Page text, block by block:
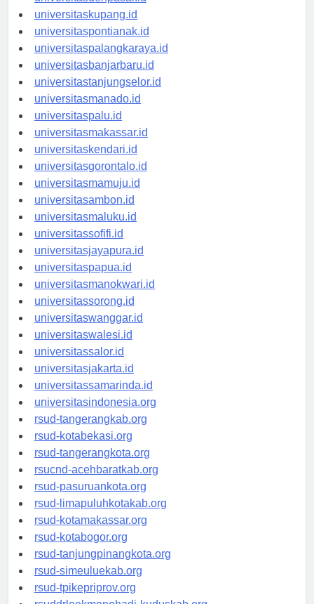
universitasdenpasar.id
universitaskupang.id
universitaspontianak.id
universitaspalangkaraya.id
universitasbanjarbaru.id
universitastanjungselor.id
universitasmanado.id
universitaspalu.id
universitasmakassar.id
universitaskendari.id
universitasgorontalo.id
universitasmamuju.id
universitasambon.id
universitasmaluku.id
universitassofifi.id
universitasjayapura.id
universitaspapua.id
universitasmanokwari.id
universitassorong.id
universitaswanggar.id
universitaswalesi.id
universitassalor.id
universitasjakarta.id
universitassamarinda.id
universitasindonesia.org
rsud-tangerangkab.org
rsud-kotabekasi.org
rsud-tangerangkota.org
rsucnd-acehbaratkab.org
rsud-pasuruankota.org
rsud-limapuluhkotakab.org
rsud-kotamakassar.org
rsud-kotabogor.org
rsud-tanjungpinangkota.org
rsud-simeuluekab.org
rsud-tpikepriprov.org